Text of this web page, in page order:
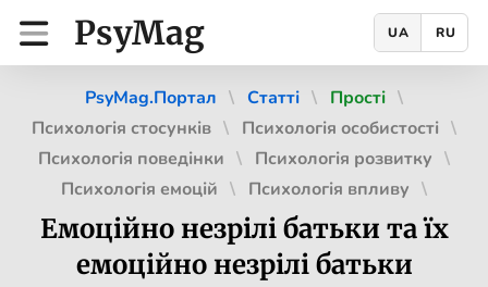
PsyMag UA RU
PsyMag.Портал Статті
Прості
Психологія стосунків
Психологія особистості
Психологія поведінки
Психологія розвитку
Психологія емоцій
Психологія впливу
Емоційно незрілі батьки та їх
емоційно незрілі батьки